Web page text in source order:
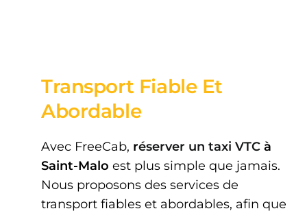
Transport Fiable Et
Abordable
Avec FreeCab, réserver un taxi VTCà
Saint-Malo est plus simple que jamais.
Nous proposons des services de
transport fiables et abordables, afin que